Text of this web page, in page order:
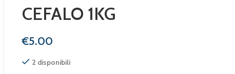
CEFALO 1KG
€
2 disponibili